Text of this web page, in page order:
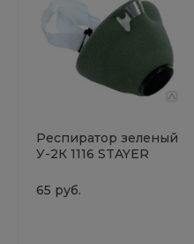
Респиратор зеленый
У-2К 1116 STAYER
65 руб.